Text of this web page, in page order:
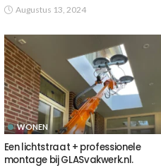
Augustus 13, 2024
WONEN
Een lichtstraat + professionele
montage bij GLASvakwerk.nl.